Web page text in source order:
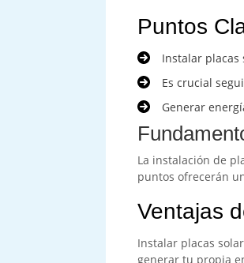
Puntos
Instalar placas
Es crucial
Generar
La instalación de
puntos ofrecerán
Ventajas
Instalar placas
generar tu propia